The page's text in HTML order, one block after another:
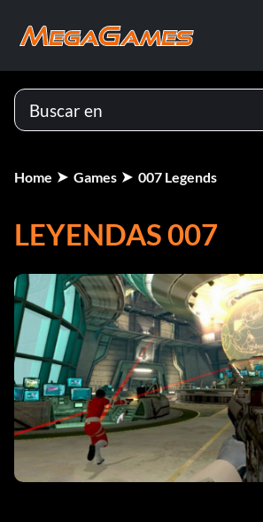
Home Games 007 Legends
LEYENDAS 007